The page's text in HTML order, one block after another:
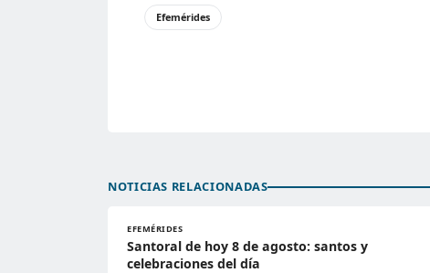
Efemérides
NOTICIAS RELACIONADAS
EFEMÉRIDES
Santoral de hoy 8 de agosto: santos y
celebraciones del día